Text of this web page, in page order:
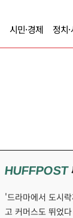
시민·경제 정치
HUFFPOST
'드라마에서 도시
고 커머스도 뛰었다